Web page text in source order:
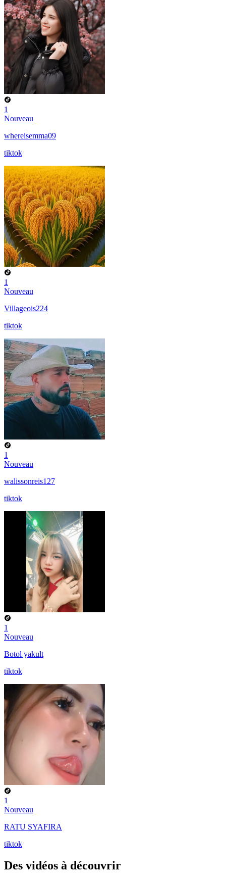
1
Nouveau
whereisemma09
tiktok
1
Nouveau
Villageois224
tiktok
1
Nouveau
walissonreis127
tiktok
1
Nouveau
Botol yakult
tiktok
1
Nouveau
RATU SYAFIRA
tiktok
Des vidéos à découvrir